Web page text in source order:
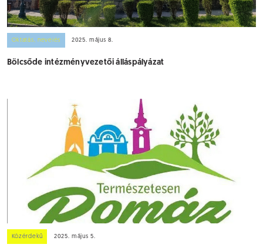
Oktatás, nevelés 2025. május 8.
Bölcsőde intézményvezetői álláspályázat
Közérdekű 2025. május 5.